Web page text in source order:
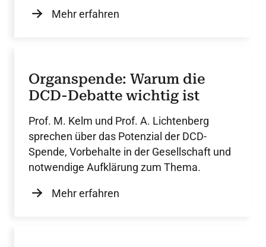
Mehr erfahren
Organspende: Warum die
DCD-Debatte wichtig ist
Prof. M. Kelm und Prof. A. Lichtenberg
sprechen über das Potenzial der DCD-
Spende, Vorbehalte in der Gesellschaft und
notwendige Aufklärung zum Thema.
Mehr erfahren